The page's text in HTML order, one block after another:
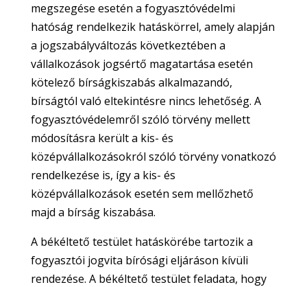
megszegése esetén a fogyasztóvédelmi
hatóság rendelkezik hatáskörrel, amely alapján
a jogszabályváltozás következtében a
vállalkozások jogsértő magatartása esetén
kötelező bírságkiszabás alkalmazandó,
bírságtól való eltekintésre nincs lehetőség. A
fogyasztóvédelemről szóló törvény mellett
módosításra került a kis- és
középvállalkozásokról szóló törvény vonatkozó
rendelkezése is, így a kis- és
középvállalkozások esetén sem mellőzhető
majd a bírság kiszabása.
A békéltető testület hatáskörébe tartozik a
fogyasztói jogvita bírósági eljáráson kívüli
rendezése. A békéltető testület feladata, hogy